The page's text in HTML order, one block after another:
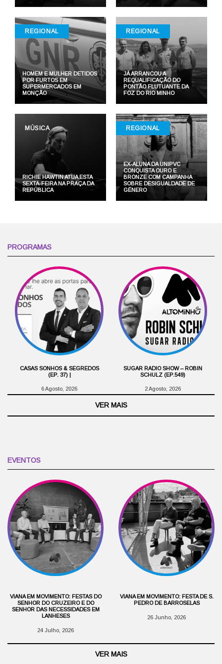
REGIONAL
HOMEM E MULHER DETIDOS
POR FURTOS EM
SUPERMERCADOS EM
MONÇÃO
REGIONAL
JÁ ARRANCOU A
REQUALIFICAÇÃO DO
PONTÃO FLUTUANTE DA
FOZ DO RIO MINHO
MÚSICA
RICHIE HAWTIN ATUA ESTA
SEXTA-FEIRA NA PRAÇA DA
REPÚBLICA
REGIONAL
EX-ALUNA DA UNIPVC
CONQUISTA OURO E
BRONZE COM CAMPANHA
SOBRE DESIGUALDADE DE
GÉNERO
PROGRAMAS
CASAS SONHOS & SEGREDOS
(EP. 37) |
6 Agosto, 2026
SUGAR RADIO SHOW – ROBIN
SCHULZ (EP.549)
2 Agosto, 2026
VER MAIS
EVENTOS
VIANA EM MOVIMENTO: FESTAS DO
SENHOR DO CRUZEIRO E DO
SENHOR DAS NECESSIDADES EM
LANHESES
24 Julho, 2026
VIANA EM MOVIMENTO: FESTA DE S.
PEDRO DE BARROSELAS
26 Junho, 2026
VER MAIS